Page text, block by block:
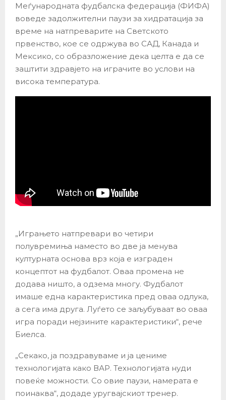
Меѓународната фудбалска федерација (ФИФА)
воведе задолжителни паузи за хидратација за
време на натпреварите на Светското
првенство, кое се одржува во САД, Канада и
Мексико, со образложение дека целта е да се
заштити здравјето на играчите во услови на
висока температура.
„Играњето натпревари во четири
полувремиња наместо во две ја менува
културната основа врз која е изграден
концептот на фудбалот. Оваа промена не
додава ништо, а одзема многу. Фудбалот
имаше една карактеристика пред оваа одлука,
а сега има друга. Луѓето се заљубуваат во оваа
игра поради нејзините карактеристики“, рече
Биелса.
„Секако, ја поздравуваме и ја цениме
технологијата како ВАР. Технологијата нуди
повеќе можности. Со овие паузи, намерата е
поинаква“, додаде уругвајскиот тренер.